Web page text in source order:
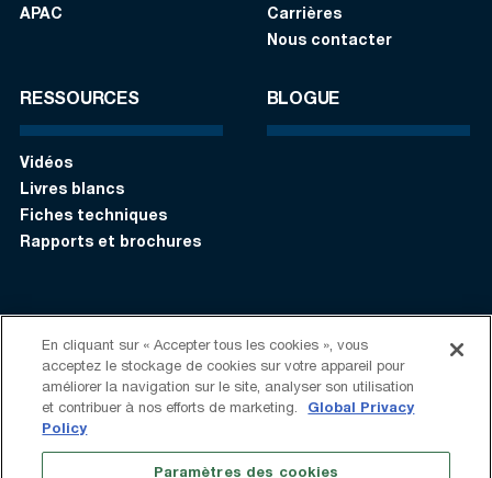
APAC
Carrières
Nous contacter
RESSOURCES
Vidéos
Livres blancs
Fiches techniques
Rapports et brochures
BLOGUE
S’identifier Contactez-nous: +1 (408) 748-9830
Suivez-nous:
En cliquant sur « Accepter tous les cookies », vous
acceptez le stockage de cookies sur votre appareil pour
améliorer la navigation sur le site, analyser son utilisation
et contribuer à nos efforts de marketing.
Global Privacy
Policy
Paramètres des cookies